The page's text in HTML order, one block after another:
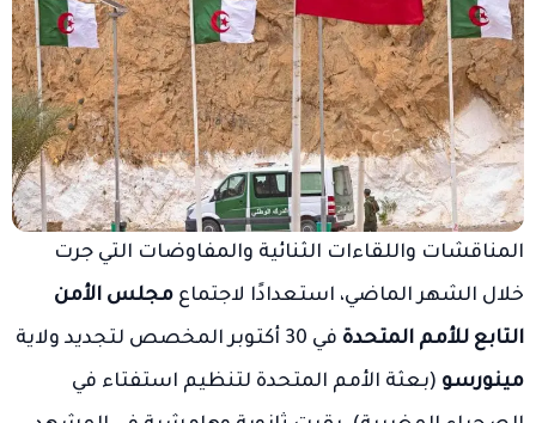
المناقشات واللقاءات الثنائية والمفاوضات التي جرت
خلال الشهر الماضي، استعدادًا لاجتماع مجلس الأمن
التابع للأمم المتحدة في 30 أكتوبر المخصص لتجديد ولاية
مينورسو (بعثة الأمم المتحدة لتنظيم استفتاء في